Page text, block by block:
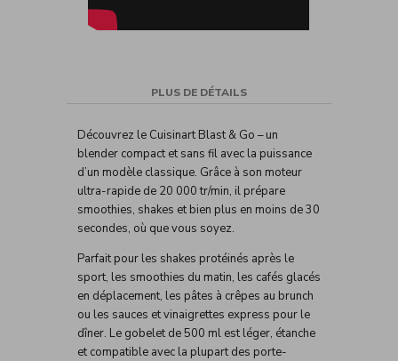
PLUS DE DÉTAILS
Découvrez le Cuisinart Blast & Go – un
blender compact et sans fil avec la puissance
d’un modèle classique. Grâce à son moteur
ultra-rapide de 20 000 tr/min, il prépare
smoothies, shakes et bien plus en moins de 30
secondes, où que vous soyez.
Parfait pour les shakes protéinés après le
sport, les smoothies du matin, les cafés glacés
en déplacement, les pâtes à crêpes au brunch
ou les sauces et vinaigrettes express pour le
dîner. Le gobelet de 500 ml est léger, étanche
et compatible avec la plupart des porte-